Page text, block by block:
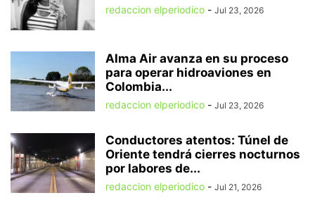
redaccion elperiodico - Jul 23, 2026
Alma Air avanza en su proceso
para operar hidroaviones en
Colombia...
redaccion elperiodico - Jul 23, 2026
Conductores atentos: Túnel de
Oriente tendrá cierres nocturnos
por labores de...
redaccion elperiodico - Jul 21, 2026